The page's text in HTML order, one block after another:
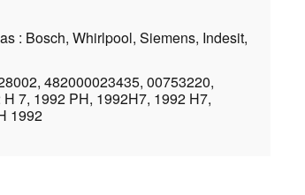
: Bosch, Whirlpool, Siemens, Indesit,
482000023435, 00753220,
7, 1992 PH, 1992H7, 1992 H7,
1992